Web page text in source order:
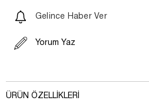
Gelince Haber Ver
Yorum Yaz
ÜRÜN ÖZELLIKLERI